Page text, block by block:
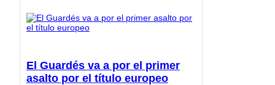
El Guardés va a por el primer
asalto por el título europeo